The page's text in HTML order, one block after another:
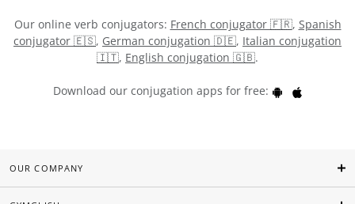
Our online verb conjugators: French conjugator 🇫🇷, Spanish
conjugator 🇪🇸, German conjugation 🇩🇪, Italian conjugation
🇮🇹, English conjugation 🇬🇧.
Download our conjugation apps for free:
OUR COMPANY